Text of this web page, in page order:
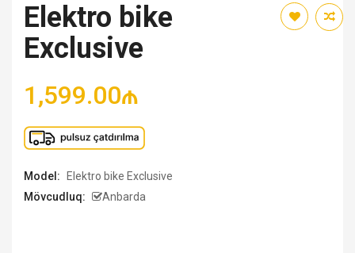
Elektro bike
Exclusive
1,599.00₼
Model:
Elektro bike Exclusive
Mövcudluq:
Anbarda